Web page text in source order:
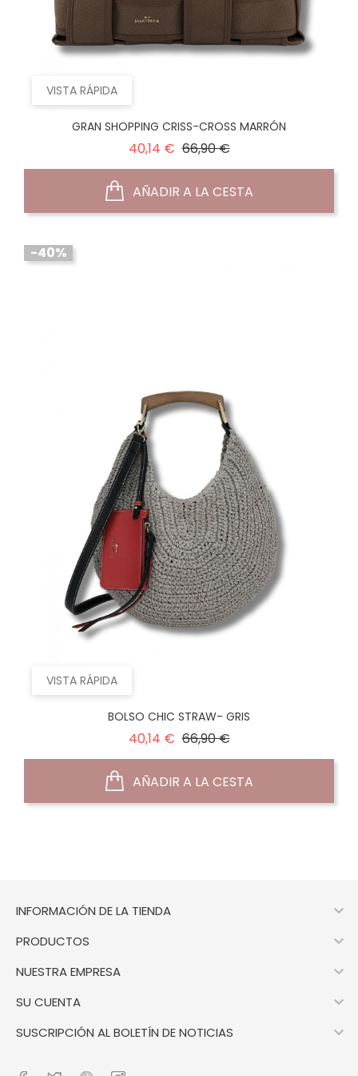
VISTA RÁPIDA
GRAN SHOPPING CRISS-CROSS MARRÓN
40,14 € Precio
66,90 €Precio
AÑADIR A LA CESTA
VISTA RÁPIDA
-40%
BOLSO CHIC STRAW- GRIS
40,14 € Precio
66,90 €Precio
AÑADIR A LA CESTA
INFORMACIÓN DE LA TIENDA 
PRODUCTOS 
NUESTRA EMPRESA 
SU CUENTA 
SUSCRIPCIÓN AL BOLETÍN DE NOTICIAS 